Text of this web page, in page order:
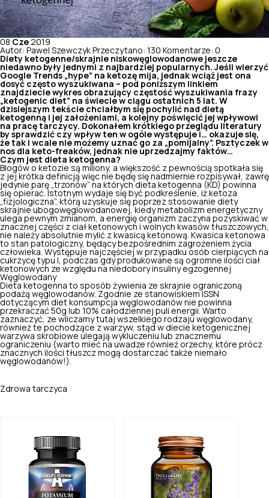
08 Cze 2019
Autor: Pawel Szewczyk Przeczytano: 130 Komentarze: 0
Diety ketogenne/skrajnie niskowęglowodanowe jeszcze
niedawno były jednymi z najbardziej popularnych. Jeśli wierzyć
Google Trends „hype” na ketozę mija, jednak wciąż jest ona
dosyć często wyszukiwana – pod poniższym linkiem
znajdziecie wykres obrazujący częstość wyszukiwania frazy
„ketogenic diet” na świecie w ciągu ostatnich 5 lat. W
dzisiejszym tekście chciałbym się pochylić nad dietą
ketogenną i jej założeniami, a kolejny poświęcić jej wpływowi
na pracę tarczycy. Dokonałem krótkiego przeglądu literatury
by sprawdzić czy wpływ ten w ogóle występuje i… okazuje się,
że tak i wcale nie możemy uznać go za „pomijalny”. Psztyczek w
nos dla keto-freaków, jednak nie uprzedzajmy faktów…
Czym jest dieta ketogenna?
Blogów o ketozie są miliony, a większość z pewnością spotkała się
z jej krótka definicją więc nie będę się nadmiernie rozpisywał, zawrę
jedynie parę „trzonów” na których dieta ketogenna (KD) powinna
się opierać. Istotnym wydaje się być podkreślenie, iż ketoza
„fizjologiczna”, którą uzyskuje się poprzez stosowanie diety
skrajnie ubogowęglowodanowej, kiedy metabolizm energetyczny
ulega pewnym zmianom, a energię organizm zaczyna pozyskiwać w
znacznej części z ciał ketonowych i wolnych kwasów tłuszczowych,
nie należy absolutnie mylić z kwasicą ketonową. Kwasica ketonowa
to stan patologiczny, będący bezpośrednim zagrożeniem życia
człowieka. Występuje najczęściej w przypadku osób cierpiących na
cukrzycę typu I, podczas gdy produkowane są ogromne ilości ciał
ketonowych ze względu na niedobory insuliny egzogennej
Węglowodany
Dieta ketogenna to sposób żywienia ze skrajnie ograniczoną
podażą węglowodanów. Zgodnie ze stanowiskiem ISSN
dotyczącym diet konsumpcja węglowodanów nie powinna
przekraczać 50g lub 10% całodziennej puli energii. Warto
zaznaczyć, ze wliczamy tutaj wszelkiego rodzaju węglowodany,
również te pochodzące z warzyw, stąd w diecie ketogenicznej
warzywa skrobiowe ulegają wykluczeniu lub znacznemu
ograniczeniu (warto mieć na uwadze również orzechy, które prócz
znacznych ilości tłuszcz mogą dostarczać także niemało
węglowodanów!).
Zdrowa tarczyca